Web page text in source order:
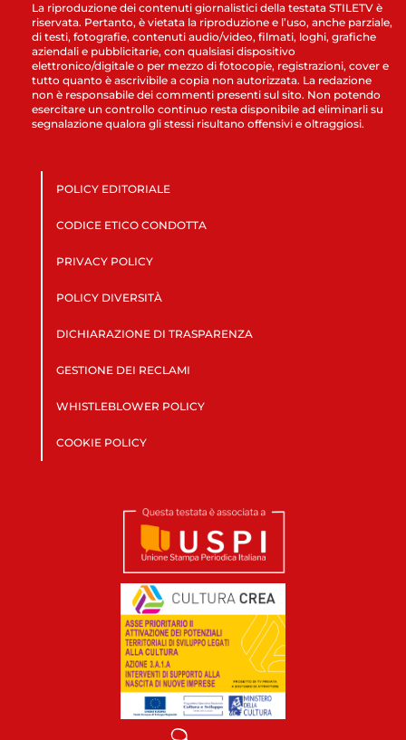
La riproduzione dei contenuti giornalistici della testata STILETV è
riservata. Pertanto, è vietata la riproduzione e l’uso, anche parziale,
di testi, fotografie, contenuti audio/video, filmati, loghi, grafiche
aziendali e pubblicitarie, con qualsiasi dispositivo
elettronico/digitale o per mezzo di fotocopie, registrazioni, cover e
tutto quanto è ascrivibile a copia non autorizzata. La redazione
non è responsabile dei commenti presenti sul sito. Non potendo
esercitare un controllo continuo resta disponibile ad eliminarli su
segnalazione qualora gli stessi risultano offensivi e oltraggiosi.
POLICY EDITORIALE
CODICE ETICO CONDOTTA
PRIVACY POLICY
POLICY DIVERSITÀ
DICHIARAZIONE DI TRASPARENZA
GESTIONE DEI RECLAMI
WHISTLEBLOWER POLICY
COOKIE POLICY